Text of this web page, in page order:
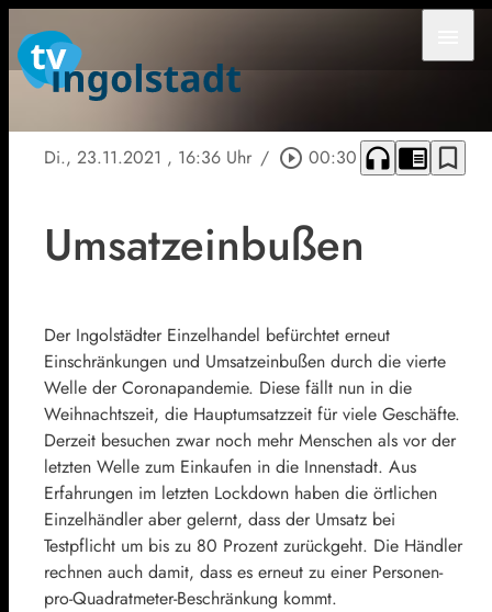
Di., 23.11.2021 , 16:36 Uhr / play_circle_outline 00:30 headphones chrome_reader_mode bookmark_border
Umsatzeinbußen
Der Ingolstädter Einzelhandel befürchtet erneut
Einschränkungen und Umsatzeinbußen durch die vierte
Welle der Coronapandemie. Diese fällt nun in die
Weihnachtszeit, die Hauptumsatzzeit für viele Geschäfte.
Derzeit besuchen zwar noch mehr Menschen als vor der
letzten Welle zum Einkaufen in die Innenstadt. Aus
Erfahrungen im letzten Lockdown haben die örtlichen
Einzelhändler aber gelernt, dass der Umsatz bei
Testpflicht um bis zu 80 Prozent zurückgeht. Die Händler
rechnen auch damit, dass es erneut zu einer Personen-
pro-Quadratmeter-Beschränkung kommt.